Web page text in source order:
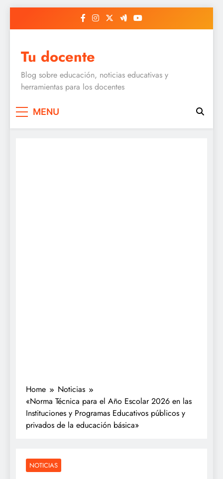
Tu docente
Blog sobre educación, noticias educativas y
herramientas para los docentes
MENU
Home
Noticias
«Norma Técnica para el Año Escolar 2026 en las
Instituciones y Programas Educativos públicos y
privados de la educación básica»
NOTICIAS